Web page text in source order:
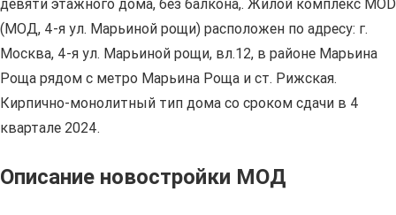
девяти этажного дома, без балкона,. Жилой комплекс MOD
(МОД, 4-я ул. Марьиной рощи) расположен по адресу: г.
Москва, 4-я ул. Марьиной рощи, вл.12, в районе Марьина
Роща рядом с метро Марьина Роща и ст. Рижская.
Кирпично-монолитный тип дома со сроком сдачи в 4
квартале 2024.
Описание новостройки МОД